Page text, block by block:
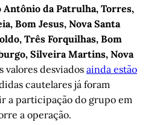
Antônio da Patrulha, Torres,
Bom Jesus, Nova Santa
Três Forquilhas, Bom
Silveira Martins, Nova
valores desviadosainda estão
cautelares já foram
a participação do grupo em
a operação.